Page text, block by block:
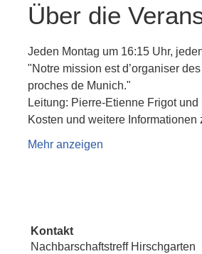
Über die
Jeden Montag um 16:15 Uhr,
"Notre mission est d’organiser
proches de Munich."
Leitung: Pierre-Etienne Frigot
Kosten und weitere Informationen
Mehr anzeigen
Kontakt
Nachbarschaftstreff Hirschgarten